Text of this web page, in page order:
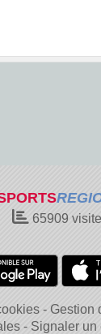
65909
Gestion
Signaler un